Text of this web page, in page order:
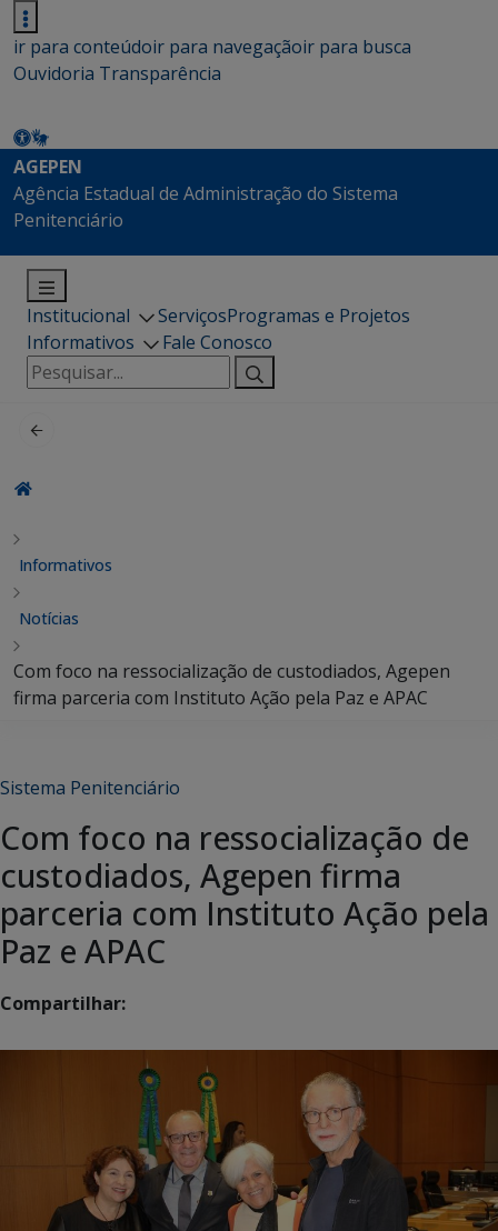
ir para conteúdoir para navegaçãoir para busca
Ouvidoria Transparência
AGEPEN
Agência Estadual de Administração do Sistema
Penitenciário
Institucional ServiçosProgramas e Projetos
Informativos
Fale Conosco
Pesquisar
por:
Informativos
Notícias
Com foco na ressocialização de custodiados, Agepen
firma parceria com Instituto Ação pela Paz e APAC
Sistema Penitenciário
Com foco na ressocialização de
custodiados, Agepen firma
parceria com Instituto Ação pela
Paz e APAC
Compartilhar: